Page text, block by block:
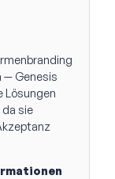
— Genesis
Lösungen
sie